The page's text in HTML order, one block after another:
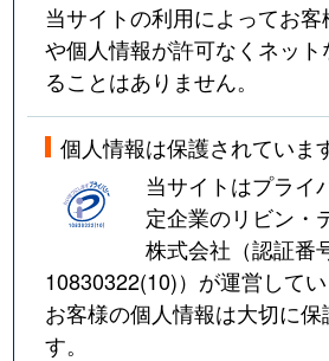
当サイトの利用によってお
や個人情報が許可なくネッ
ることはありません。
個人情報は保護されていま
当サイトはプライ
定企業のリビン・
株式会社（認証番
10830322(10)）が運営してい
お客様の個人情報は大切に保
す。